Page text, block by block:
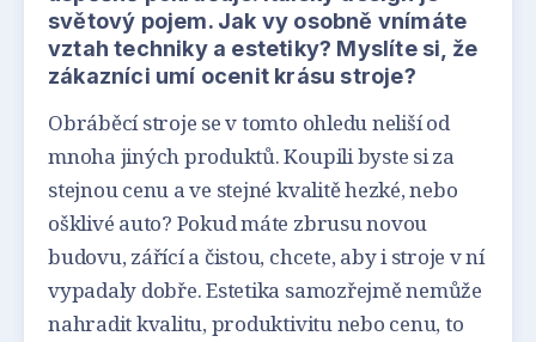
světový pojem. Jak vy osobně vnímáte
vztah techniky a estetiky? Myslíte si, že
zákazníci umí ocenit krásu stroje?
Obráběcí stroje se v tomto ohledu neliší od
mnoha jiných produktů. Koupili byste si za
stejnou cenu a ve stejné kvalitě hezké, nebo
ošklivé auto? Pokud máte zbrusu novou
budovu, zářící a čistou, chcete, aby i stroje v ní
vypadaly dobře. Estetika samozřejmě nemůže
nahradit kvalitu, produktivitu nebo cenu, to